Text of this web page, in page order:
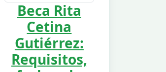
Beca Rita
Cetina
Gutiérrez:
Requisitos,